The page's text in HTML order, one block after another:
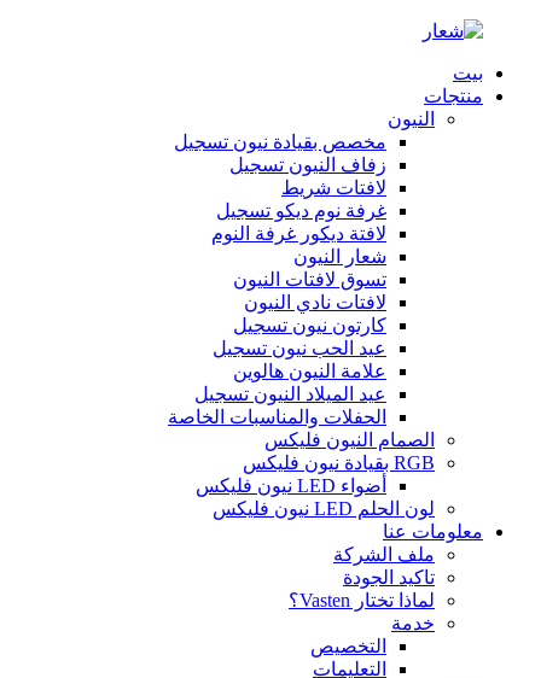
بيت
منتجات
النيون
مخصص بقيادة نيون تسجيل
زفاف النيون تسجيل
لافتات شريط
غرفة نوم ديكو تسجيل
لافتة ديكور غرفة النوم
شعار النيون
تسوق لافتات النيون
لافتات نادي النيون
كارتون نيون تسجيل
عيد الحب نيون تسجيل
علامة النيون هالوين
عيد الميلاد النيون تسجيل
الحفلات والمناسبات الخاصة
الصمام النيون فليكس
RGB بقيادة نيون فليكس
أضواء LED نيون فليكس
لون الحلم LED نيون فليكس
معلومات عنا
ملف الشركة
تاكيد الجودة
لماذا تختار Vasten؟
خدمة
التخصيص
التعليمات